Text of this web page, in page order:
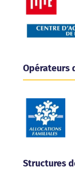
Opérateurs
Structures